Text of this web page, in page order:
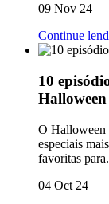
09 Nov 24
Continue
10
Halloween
O Halloween
especiais
favoritas
04 Oct 24